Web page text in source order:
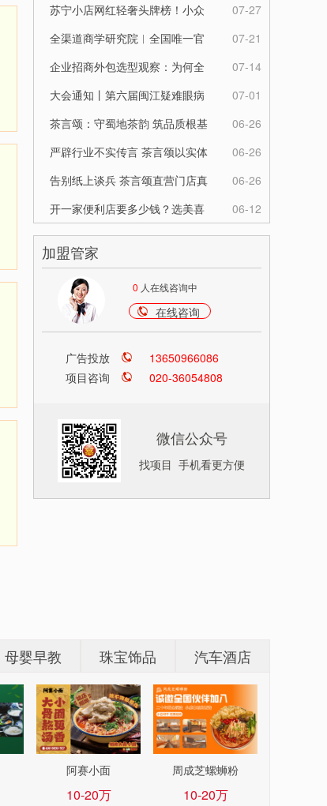
苏宁小店网红轻奢头牌榜！小众
好物潮流爆款，解锁精致邻里生
活
07-27
全渠道商学研究院︱全国唯一官
方服务热线︱全国唯一指定官方
联系电话
07-21
企业招商外包选型观察：为何全
渠道商学研究院成行业优选合作
伙伴
07-14
大会通知丨第六届闽江疑难眼病
学习班即将在榕举办，精彩亮点
先睹为快
07-01
茶言颂：守蜀地茶韵 筑品质根基
赋创业者新机
06-26
严辟行业不实传言 茶言颂以实体
全链实力证长期发展初心
06-26
告别纸上谈兵 茶言颂直营门店真
实经营数据公开
06-26
开一家便利店要多少钱？选美喜
福，低成本低风险开启创业路
06-12
加盟管家
0 人在线咨询中
在线咨询
广告投放
13650966086
项目咨询
020-36054808
微信公众号
找项目 手机看更方便
母婴早教 珠宝饰品 汽车酒店
阿赛小面
10-20万
周成芝螺蛳粉
10-20万